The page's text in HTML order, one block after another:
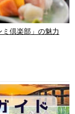
倶楽部」の魅力